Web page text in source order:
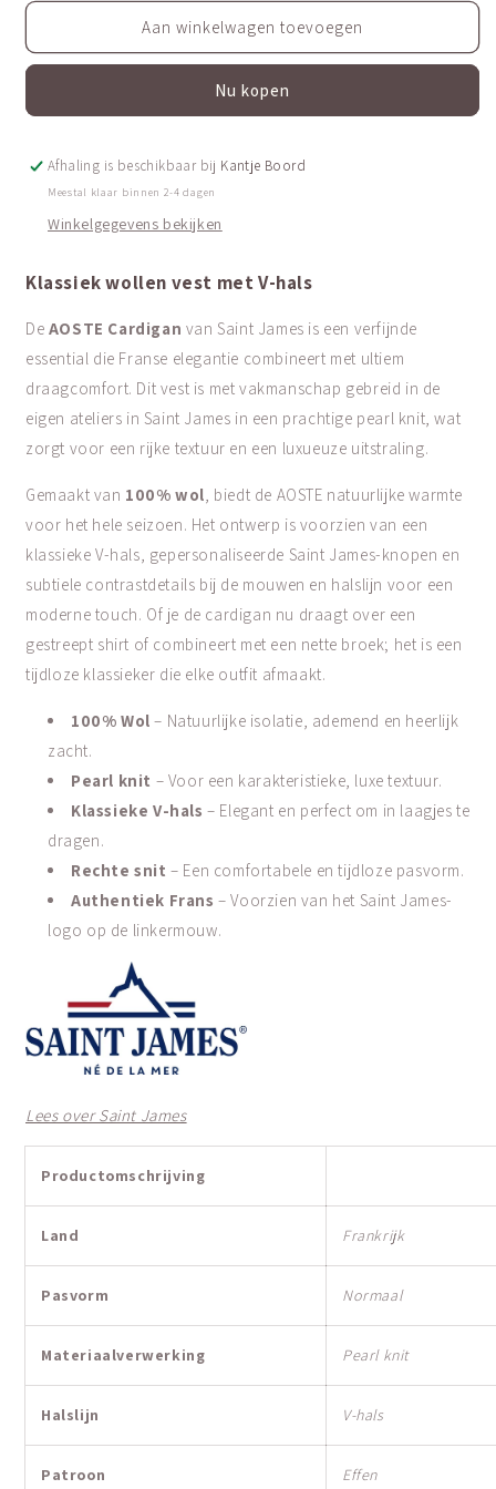
vest
Wollen
vest
Aan winkelwagen toevoegen
Nu kopen
Afhaling is beschikbaar bij Kantje Boord
Meestal klaar binnen 2-4 dagen
Winkelgegevens bekijken
Klassiek wollen vest met V-hals
De AOSTE Cardigan van Saint James is een verfijnde
essential die Franse elegantie combineert met ultiem
draagcomfort. Dit vest is met vakmanschap gebreid in de
eigen ateliers in Saint James in een prachtige pearl knit, wat
zorgt voor een rijke textuur en een luxueuze uitstraling.
Gemaakt van 100% wol, biedt de AOSTE natuurlijke warmte
voor het hele seizoen. Het ontwerp is voorzien van een
klassieke V-hals, gepersonaliseerde Saint James-knopen en
subtiele contrastdetails bij de mouwen en halslijn voor een
moderne touch. Of je de cardigan nu draagt over een
gestreept shirt of combineert met een nette broek; het is een
tijdloze klassieker die elke outfit afmaakt.
100% Wol – Natuurlijke isolatie, ademend en heerlijk
zacht.
Pearl knit – Voor een karakteristieke, luxe textuur.
Klassieke V-hals – Elegant en perfect om in laagjes te
dragen.
Rechte snit – Een comfortabele en tijdloze pasvorm.
Authentiek Frans – Voorzien van het Saint James-
logo op de linkermouw.
Lees over Saint James
Productomschrijving
Land Frankrijk
Pasvorm Normaal
Materiaalverwerking Pearl knit
Halslijn V-hals
Patroon Effen